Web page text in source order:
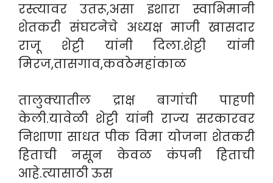
रस्त्यावर उतरू,असा इशारा स्वाभिमानी
शेतकरी संघटनेचे अध्यक्ष माजी खासदार
राजू शेट्टी यांनी दिला.शेट्टी यांनी
मिरज,तासगाव,कवठेमहांकाळ
तालुक्यातील द्राक्ष बागांची पाहणी
केली.यावेळी शेट्टी यांनी राज्य सरकारवर
निशाणा साधत पीक विमा योजना शेतकरी
हिताची नसून केवळ कंपनी हिताची
आहे.त्यासाठी ऊस